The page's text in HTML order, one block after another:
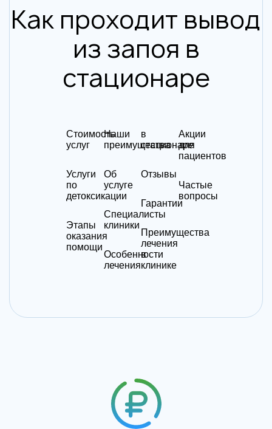
Как проходит вывод
из запоя в
стационаре
Стоимость
услуг
Услуги
по
детоксикации
Этапы
оказания
помощи
Наши
преимущества
Об
услуге
Специалисты
клиники
Особенности
лечения
в
стационаре
Отзывы
Гарантии
Преимущества
лечения
в
клинике
Акции
для
пациентов
Частые
вопросы